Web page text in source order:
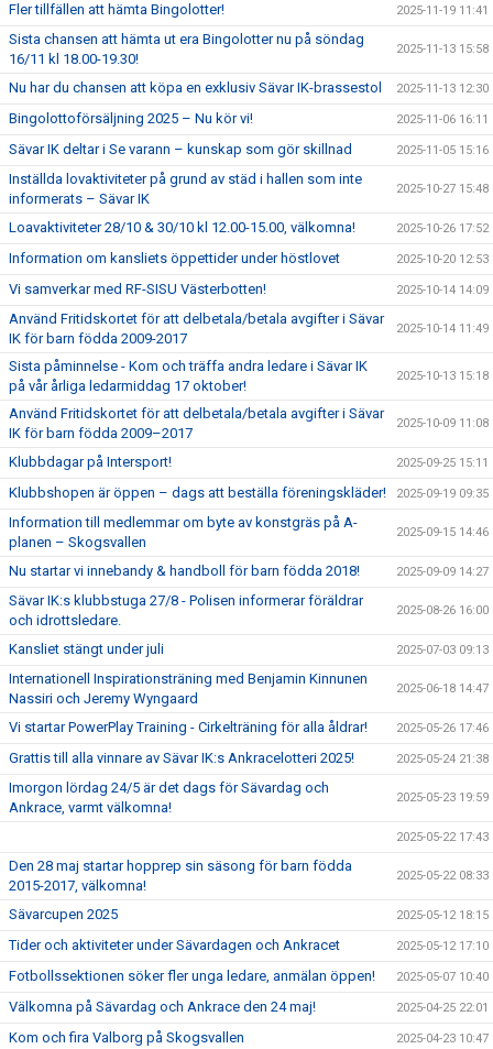
Fler tillfällen att hämta Bingolotter! 2025-11-19 11:41
Sista chansen att hämta ut era Bingolotter nu på söndag
16/11 kl 18.00-19.30!
2025-11-13 15:58
Nu har du chansen att köpa en exklusiv Sävar IK-brassestol 2025-11-13 12:30
Bingolottoförsäljning 2025 – Nu kör vi! 2025-11-06 16:11
Sävar IK deltar i Se varann – kunskap som gör skillnad 2025-11-05 15:16
Inställda lovaktiviteter på grund av städ i hallen som inte
informerats – Sävar IK
2025-10-27 15:48
Loavaktiviteter 28/10 & 30/10 kl 12.00-15.00, välkomna! 2025-10-26 17:52
Information om kansliets öppettider under höstlovet 2025-10-20 12:53
Vi samverkar med RF-SISU Västerbotten! 2025-10-14 14:09
Använd Fritidskortet för att delbetala/betala avgifter i Sävar
IK för barn födda 2009-2017
2025-10-14 11:49
Sista påminnelse - Kom och träffa andra ledare i Sävar IK
på vår årliga ledarmiddag 17 oktober!
2025-10-13 15:18
Använd Fritidskortet för att delbetala/betala avgifter i Sävar
IK för barn födda 2009–2017
2025-10-09 11:08
Klubbdagar på Intersport! 2025-09-25 15:11
Klubbshopen är öppen – dags att beställa föreningskläder! 2025-09-19 09:35
Information till medlemmar om byte av konstgräs på A-
planen – Skogsvallen
2025-09-15 14:46
Nu startar vi innebandy & handboll för barn födda 2018! 2025-09-09 14:27
Sävar IK:s klubbstuga 27/8 - Polisen informerar föräldrar
och idrottsledare.
2025-08-26 16:00
Kansliet stängt under juli 2025-07-03 09:13
Internationell Inspirationsträning med Benjamin Kinnunen
Nassiri och Jeremy Wyngaard
2025-06-18 14:47
Vi startar PowerPlay Training - Cirkelträning för alla åldrar! 2025-05-26 17:46
Grattis till alla vinnare av Sävar IK:s Ankracelotteri 2025! 2025-05-24 21:38
Imorgon lördag 24/5 är det dags för Sävardag och
Ankrace, varmt välkomna!
2025-05-23 19:59
2025-05-22 17:43
Den 28 maj startar hopprep sin säsong för barn födda
2015-2017, välkomna!
2025-05-22 08:33
Sävarcupen 2025 2025-05-12 18:15
Tider och aktiviteter under Sävardagen och Ankracet 2025-05-12 17:10
Fotbollssektionen söker fler unga ledare, anmälan öppen! 2025-05-07 10:40
Välkomna på Sävardag och Ankrace den 24 maj! 2025-04-25 22:01
Kom och fira Valborg på Skogsvallen 2025-04-23 10:47